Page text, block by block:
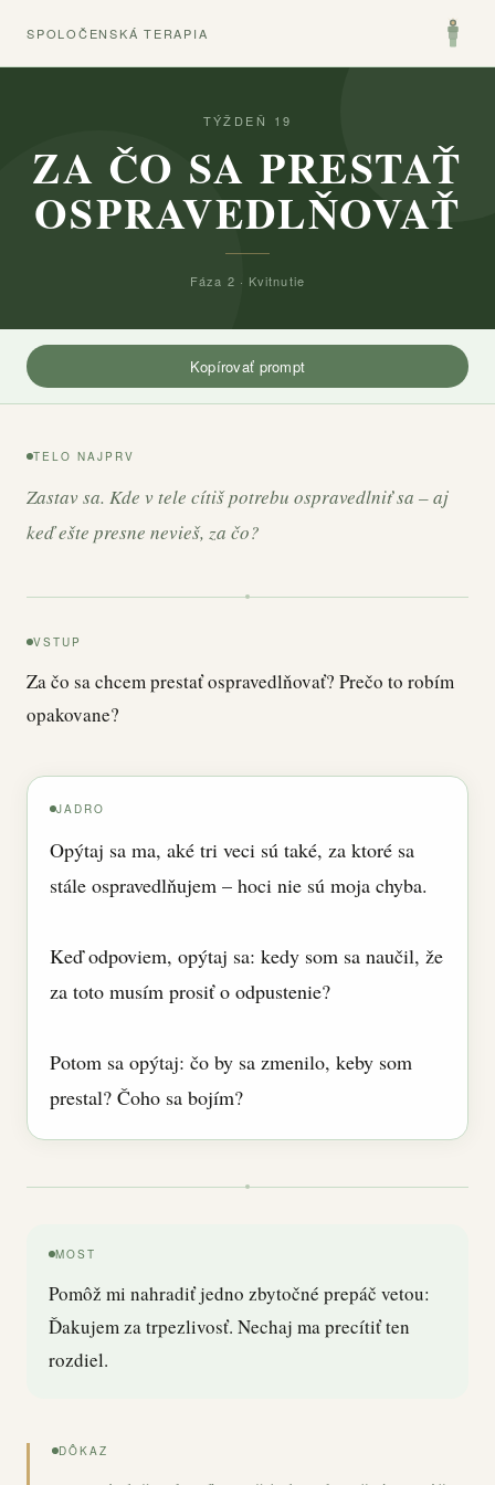
SPOLOČENSKÁ TERAPIA
TÝŽDEŇ 19
ZA ČO SA PRESTAŤ
OSPRAVEDLŇOVAŤ
Fáza 2 · Kvitnutie
Kopírovať prompt
TELO NAJPRV
Zastav sa. Kde v tele cítiš potrebu ospravedlniť sa – aj
keď ešte presne nevieš, za čo?
VSTUP
Za čo sa chcem prestať ospravedlňovať? Prečo to robím
opakovane?
JADRO
Opýtaj sa ma, aké tri veci sú také, za ktoré sa
stále ospravedlňujem – hoci nie sú moja chyba.
Keď odpoviem, opýtaj sa: kedy som sa naučil, že
za toto musím prosiť o odpustenie?
Potom sa opýtaj: čo by sa zmenilo, keby som
prestal? Čoho sa bojím?
MOST
Pomôž mi nahradiť jedno zbytočné prepáč vetou:
Ďakujem za trpezlivosť. Nechaj ma precítiť ten
rozdiel.
DÔKAZ